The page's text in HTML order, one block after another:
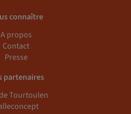
connaître
A propos
Contact
Presse
partenaires
Tourtoulen